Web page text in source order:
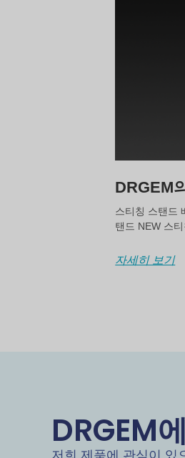
DRGEM
스티칭 스탠드
탠드 NEW 스
자세히 보기
DRGEM
저희 제품에 관심이 있